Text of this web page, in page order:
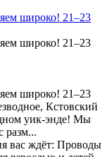
широко! 21–23
широко! 21–23
широко! 21–23
Кстовский
уик-энде! Мы
разм...
вас ждёт: Проводы